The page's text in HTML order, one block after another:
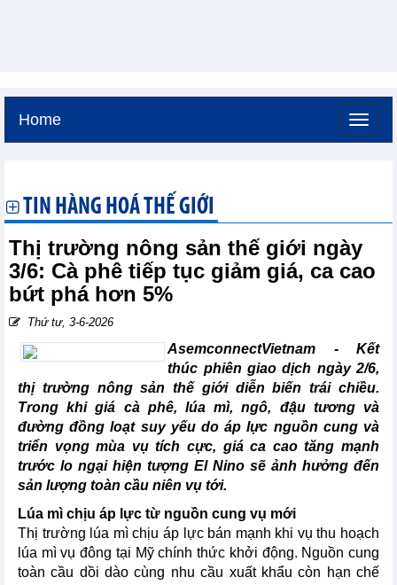
Home
TIN HÀNG HOÁ THẾ GIỚI
Thị trường nông sản thế giới ngày
3/6: Cà phê tiếp tục giảm giá, ca cao
bứt phá hơn 5%
Thứ tư, 3-6-2026
AsemconnectVietnam - Kết
thúc phiên giao dịch ngày 2/6,
thị trường nông sản thế giới diễn biến trái chiều.
Trong khi giá cà phê, lúa mì, ngô, đậu tương và
đường đồng loạt suy yếu do áp lực nguồn cung và
triển vọng mùa vụ tích cực, giá ca cao tăng mạnh
trước lo ngại hiện tượng El Nino sẽ ảnh hưởng đến
sản lượng toàn cầu niên vụ tới.
Lúa mì chịu áp lực từ nguồn cung vụ mới
Thị trường lúa mì chịu áp lực bán mạnh khi vụ thu hoạch
lúa mì vụ đông tại Mỹ chính thức khởi động. Nguồn cung
toàn cầu dồi dào cùng nhu cầu xuất khẩu còn hạn chế